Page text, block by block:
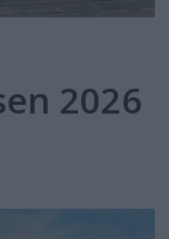
2026